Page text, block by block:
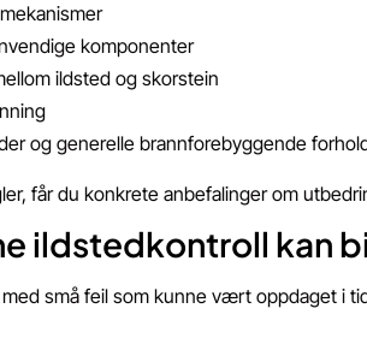
komponenter
ildsted og skorstein
og generelle brannforebyggende
får du konkrete anbefalinger om
ildstedkontroll kan
små feil som kunne vært oppdaget i